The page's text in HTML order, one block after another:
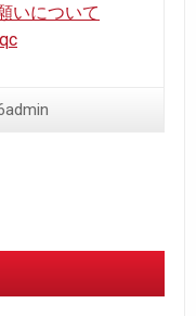
いについて